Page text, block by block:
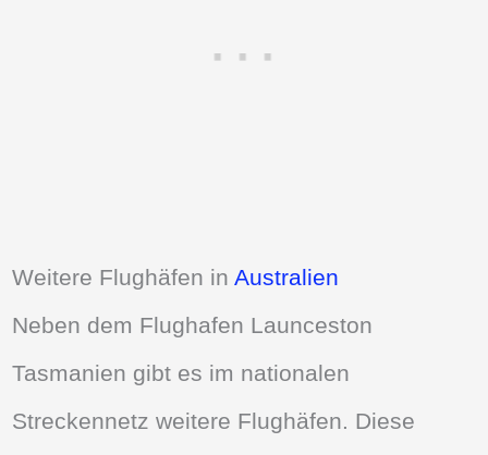
Weitere Flughäfen inAustralien
Neben dem Flughafen Launceston
Tasmanien gibt es im nationalen
Streckennetz weitere Flughäfen. Diese